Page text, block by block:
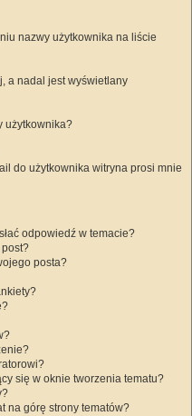
nazwy użytkownika na liście
a nadal jest wyświetlany
użytkownika?
do użytkownika witryna prosi mnie
odpowiedź w temacie?
posta?
się w oknie tworzenia tematu?
na górę strony tematów?